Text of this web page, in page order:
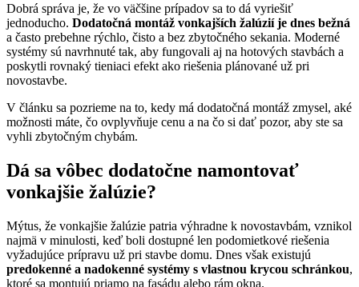
Dobrá správa je, že vo väčšine prípadov sa to dá vyriešiť
jednoducho. Dodatočná montáž vonkajších žalúzií je dnes bežná
a často prebehne rýchlo, čisto a bez zbytočného sekania. Moderné
systémy sú navrhnuté tak, aby fungovali aj na hotových stavbách a
poskytli rovnaký tieniaci efekt ako riešenia plánované už pri
novostavbe.
V článku sa pozrieme na to, kedy má dodatočná montáž zmysel, aké
možnosti máte, čo ovplyvňuje cenu a na čo si dať pozor, aby ste sa
vyhli zbytočným chybám.
Dá sa vôbec dodatočne namontovať
vonkajšie žalúzie?
Mýtus, že vonkajšie žalúzie patria výhradne k novostavbám, vznikol
najmä v minulosti, keď boli dostupné len podomietkové riešenia
vyžadujúce prípravu už pri stavbe domu. Dnes však existujú
predokenné a nadokenné systémy s vlastnou krycou schránkou,
ktoré sa montujú priamo na fasádu alebo rám okna.